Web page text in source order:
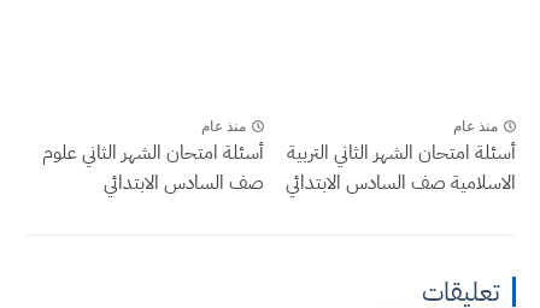
منذ عام
أسئلة امتحان الشهر الثاني التربية
الاسلامية صف السادس الابتدائي
منذ عام
أسئلة امتحان الشهر الثاني علوم
صف السادس الابتدائي
تعليقات